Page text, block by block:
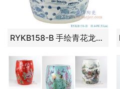
RYKB158-B 手绘青花龙纹陶瓷鼓钉鼓凳